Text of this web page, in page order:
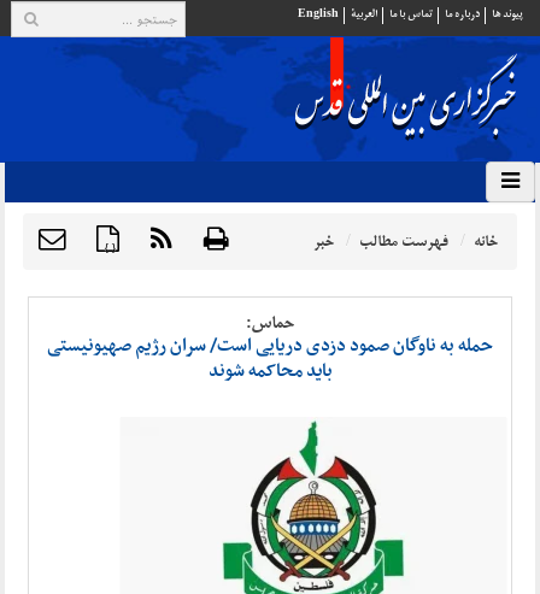
پيوند ها درباره ما تماس با ما العربية English
{ } خانه فهرست مطالب خبر
حماس:
حمله به ناوگان صمود دزدی دریایی است/ سران رژیم صهیونیستی
باید محاکمه شوند